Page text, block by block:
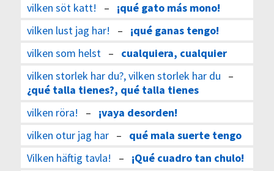
vilken söt katt! – ¡qué gato más mono!
vilken lust jag har! – ¡qué ganas tengo!
vilken som helst– cualquiera, cualquier
vilken storlek har du?, vilken storlek har du –
¿qué talla tienes?, qué talla tienes
vilken röra! – ¡vaya desorden!
vilken otur jag har– qué mala suerte tengo
Vilken häftig tavla! – ¡Qué cuadro tan chulo!